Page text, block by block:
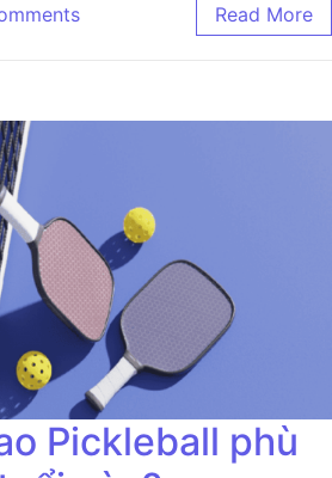
Read More
Pickleball phù